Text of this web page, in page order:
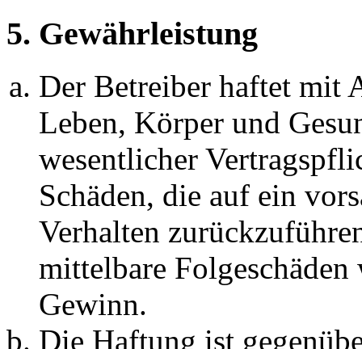
5. Gewährleistung
Der Betreiber haftet mit
Leben, Körper und
wesentlicher
Schäden, die auf ein
Verhalten
mittelbare Folgeschäden
Gewinn.
Die Haftung ist